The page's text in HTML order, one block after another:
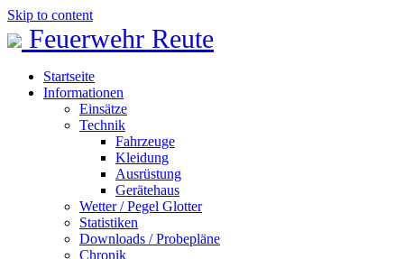
Skip to content
Feuerwehr Reute
Startseite
Informationen
Einsätze
Technik
Fahrzeuge
Kleidung
Ausrüstung
Gerätehaus
Wetter / Pegel Glotter
Statistiken
Downloads / Probepläne
Chronik